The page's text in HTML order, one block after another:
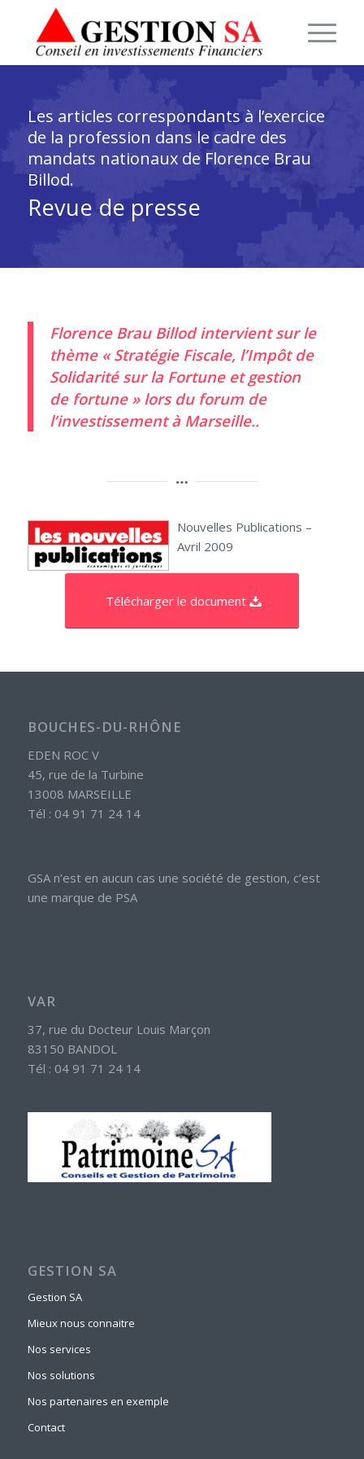
Les articles correspondants à l’exercice
de la profession dans le cadre des
mandats nationaux de Florence Brau
Billod.
Revue de presse
Florence Brau Billod intervient sur le
thème « Stratégie Fiscale, l’Impôt de
Solidarité sur la Fortune et gestion
de fortune » lors du forum de
l’investissement à Marseille..
Nouvelles Publications –
Avril 2009
Télécharger le document
BOUCHES-DU-RHÔNE
EDEN ROC V
45, rue de la Turbine
13008 MARSEILLE
Tél : 04 91 71 24 14
GSA n’est en aucun cas une société de gestion, c’est
une marque de PSA
VAR
37, rue du Docteur Louis Marçon
83150 BANDOL
Tél : 04 91 71 24 14
GESTION SA
Gestion SA
Mieux nous connaitre
Nos services
Nos solutions
Nos partenaires en exemple
Contact